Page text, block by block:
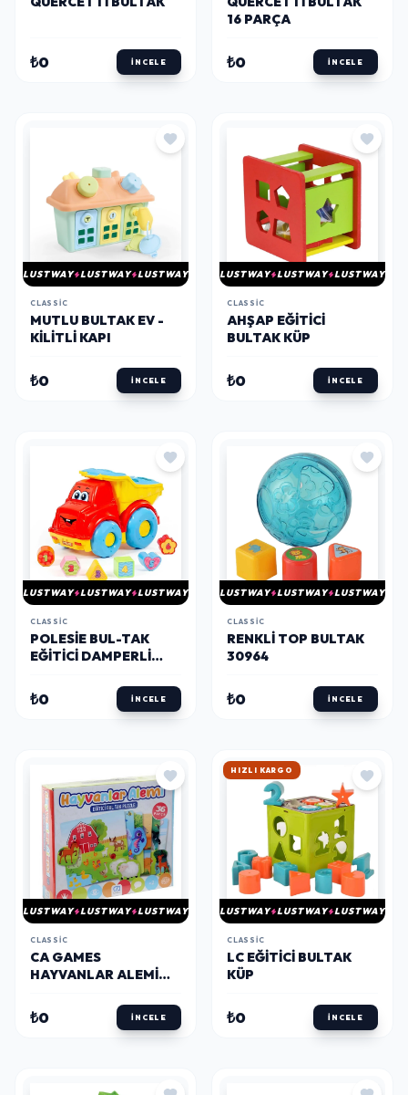
₺0 İNCELE
16 PARÇA
₺0 İNCELE
LUSTWAY LUSTWAY LUSTWAY
CLASSIC
MUTLU BULTAK EV -
KILITLI KAPI
₺0 İNCELE
LUSTWAY LUSTWAY LUSTWAY
CLASSIC
AHŞAP EĞITICI
BULTAK KÜP
₺0 İNCELE
LUSTWAY LUSTWAY LUSTWAY
CLASSIC
POLESIE BUL-TAK
EĞITICI DAMPERLI
₺0 İNCELE
LUSTWAY LUSTWAY LUSTWAY
CLASSIC
RENKLI TOP BULTAK
30964
₺0 İNCELE
LUSTWAY LUSTWAY LUSTWAY
CLASSIC
CA GAMES
HAYVANLAR ALEMI
₺0 İNCELE
HIZLI KARGO
LUSTWAY LUSTWAY LUSTWAY
CLASSIC
LC EĞITICI BULTAK
KÜP
₺0 İNCELE